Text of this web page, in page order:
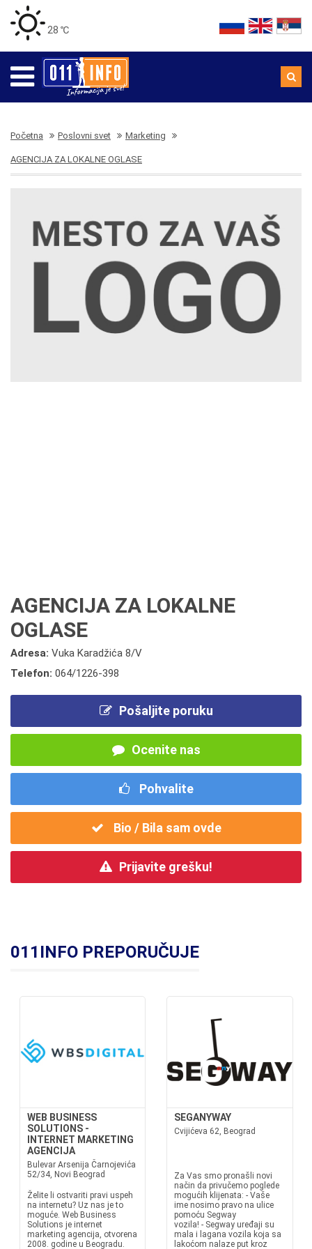
28 ℃
Početna Poslovni svet Marketing
AGENCIJA ZA LOKALNE OGLASE
AGENCIJA ZA LOKALNE
OGLASE
Adresa: Vuka Karadžića 8/V
Telefon: 064/1226-398
Pošaljite poruku
Ocenite nas
Pohvalite
Bio / Bila sam ovde
Prijavite grešku!
011INFO PREPORUČUJE
WEB BUSINESS
SOLUTIONS -
INTERNET MARKETING
AGENCIJA
Bulevar Arsenija Čarnojevića
52/34, Novi Beograd
Želite li ostvariti pravi uspeh
na internetu? Uz nas je to
moguće. Web Business
Solutions je internet
marketing agencija, otvorena
2008. godine u Beogradu.
SEGANYWAY
Cvijićeva 62, Beograd
Za Vas smo pronašli novi
način da privučemo poglede
mogućih klijenata: - Vaše
ime nosimo pravo na ulice
pomoću Segway
vozila! - Segway uređaji su
mala i lagana vozila koja sa
lakoćom nalaze put kroz